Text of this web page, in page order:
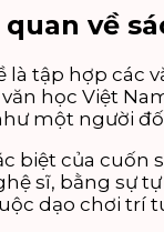
về
là tập hợp các
học Việt
một người
biệt của cuốn
sĩ, bằng sự
dạo chơi trí